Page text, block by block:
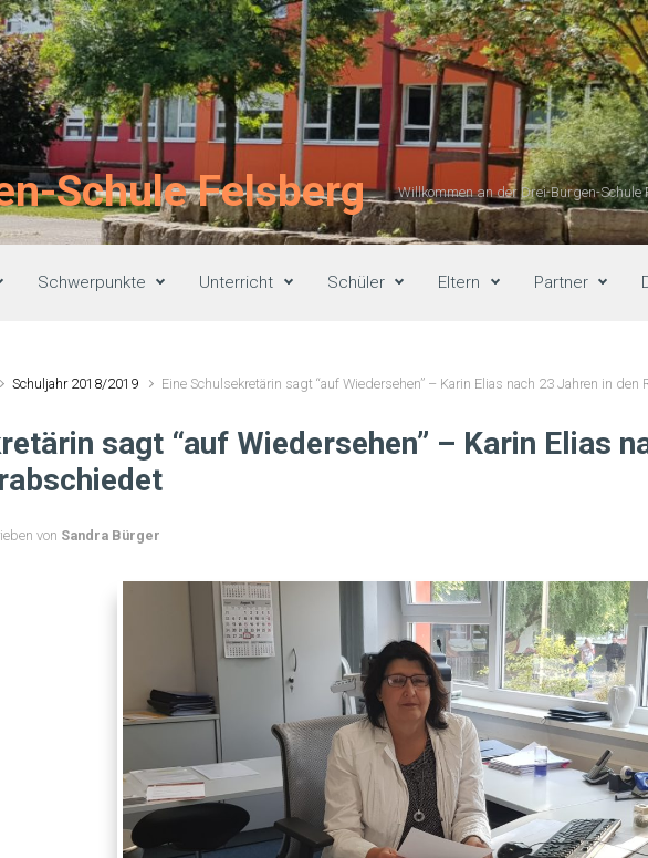
Schule Felsberg Willkommen an der Drei-Burgen-
Schwerpunkte Unterricht Schüler Eltern Partner
Schuljahr 2018/2019 Eine Schulsekretärin sagt “auf Wiedersehen” – Karin Elias nach 23 Jahren in
sagt “auf Wiedersehen” – Karin Elias
von Sandra Bürger